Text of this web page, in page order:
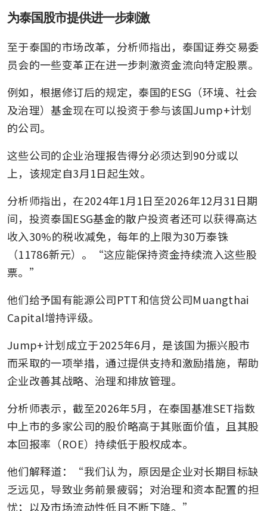
为泰国股市提供进一步刺激
至于泰国的市场改革，分析师指出，泰国证券交易委
员会的一些变革正在进一步刺激资金流向特定股票。
例如，根据修订后的规定，泰国的ESG（环境、社会
及治理）基金现在可以投资于参与该国Jump+计划
的公司。
这些公司的企业治理报告得分必须达到90分或以
上，该规定自3月1日起生效。
分析师指出，在2024年1月1日至2026年12月31日期
间，投资泰国ESG基金的散户投资者还可以获得高达
收入30%的税收减免，每年的上限为30万泰铢
（11786新元）。“这应能保持资金持续流入这些股
票。”
他们给予国有能源公司PTT和信贷公司Muangthai
Capital增持评级。
Jump+计划成立于2025年6月，是该国为振兴股市
而采取的一项举措，通过提供支持和激励措施，帮助
企业改善其战略、治理和排放管理。
分析师表示，截至2026年5月，在泰国基准SET指数
中上市的多家公司的股价略高于其账面价值，且其股
本回报率（ROE）持续低于股权成本。
他们解释道：“我们认为，原因是企业对长期目标缺
乏远见，导致业务前景疲弱；对治理和资本配置的担
忧；以及市场流动性低且不断下降。”